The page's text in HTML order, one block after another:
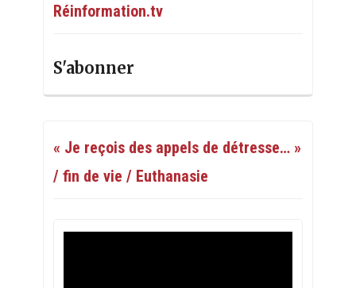
Réinformation.tv
S'abonner
« Je reçois des appels de détresse… »
/ fin de vie / Euthanasie